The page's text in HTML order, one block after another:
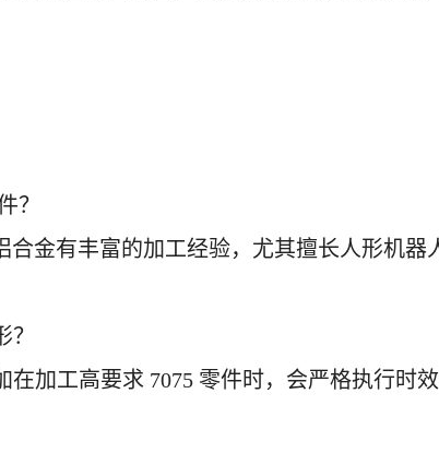
？
金有丰富的加工经验，尤其擅长人形机器
加工高要求 7075 零件时，会严格执行时